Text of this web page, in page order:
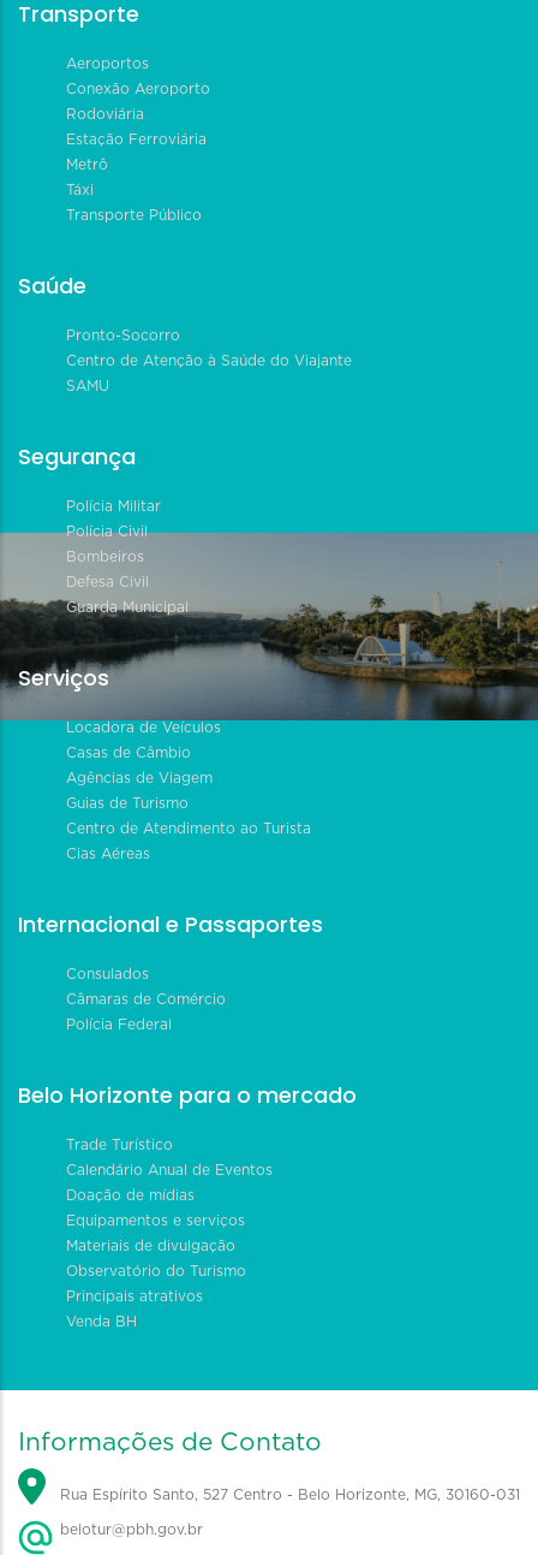
Transporte
Aeroportos
Conexão Aeroporto
Rodoviária
Estação Ferroviária
Metrô
Táxi
Transporte Público
Saúde
Pronto-Socorro
Centro de Atenção à Saúde do Viajante
SAMU
Segurança
Polícia Militar
Polícia Civil
Bombeiros
Defesa Civil
Guarda Municipal
Serviços
Locadora de Veículos
Casas de Câmbio
Agências de Viagem
Guias de Turismo
Centro de Atendimento ao Turista
Cias Aéreas
Internacional e Passaportes
Consulados
Câmaras de Comércio
Polícia Federal
Belo Horizonte para o mercado
Trade Turístico
Calendário Anual de Eventos
Doação de mídias
Equipamentos e serviços
Materiais de divulgação
Observatório do Turismo
Principais atrativos
Venda BH
Informações de Contato
Rua Espírito Santo, 527 Centro - Belo Horizonte, MG, 30160-031
belotur@pbh.gov.br